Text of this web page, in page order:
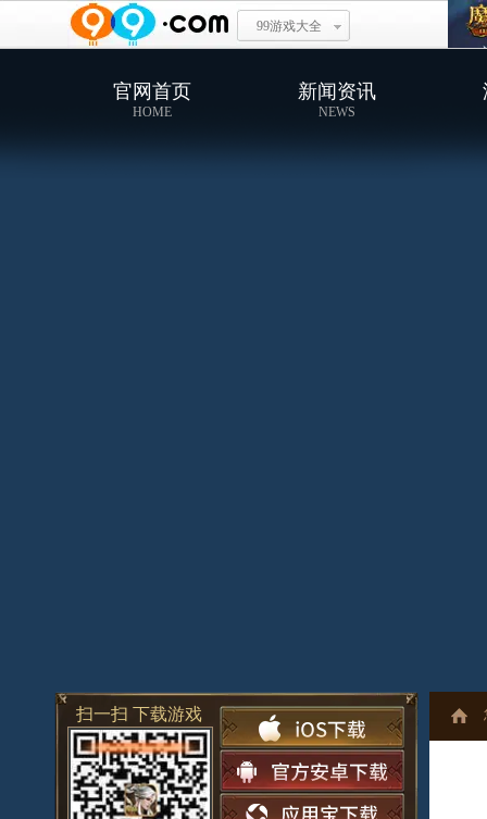
99游戏大全
官网首页
HOME
新闻资讯
NEWS
扫一扫 下载游戏